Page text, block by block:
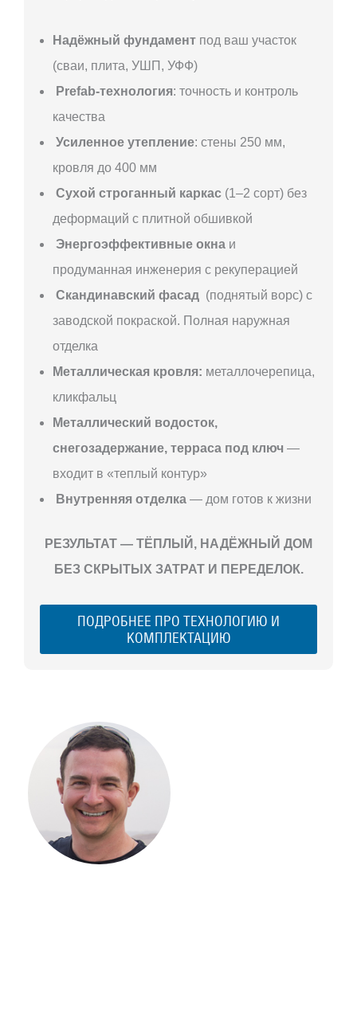
Надёжный фундамент под ваш участок
(сваи, плита, УШП, УФФ)
Prefab-технология: точность и контроль
качества
Усиленное утепление: стены 250 мм,
кровля до 400 мм
Сухой строганный каркас (1–2 сорт) без
деформаций с плитной обшивкой
Энергоэффективные окна и
продуманная инженерия с рекуперацией
Скандинавский фасад (поднятый ворс) с
заводской покраской. Полная наружная
отделка
Металлическая кровля: металлочерепица,
кликфальц
Металлический водосток,
снегозадержание, терраса под ключ —
входит в «теплый контур»
Внутренняя отделка — дом готов к жизни
РЕЗУЛЬТАТ — ТЁПЛЫЙ, НАДЁЖНЫЙ ДОМ
БЕЗ СКРЫТЫХ ЗАТРАТ И ПЕРЕДЕЛОК.
ПОДРОБНЕЕ ПРО ТЕХНОЛОГИЮ И
КОМПЛЕКТАЦИЮ